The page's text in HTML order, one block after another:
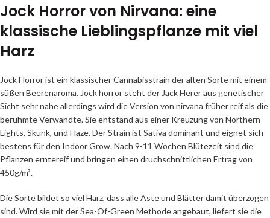
Jock Horror von Nirvana: eine
klassische Lieblingspflanze mit viel
Harz
Jock Horror ist ein klassischer Cannabisstrain der alten Sorte mit einem
süßen Beerenaroma. Jock horror steht der Jack Herer aus genetischer
Sicht sehr nahe allerdings wird die Version von nirvana früher reif als die
berühmte Verwandte. Sie entstand aus einer Kreuzung von Northern
Lights, Skunk, und Haze. Der Strain ist Sativa dominant und eignet sich
bestens für den Indoor Grow. Nach 9-11 Wochen Blütezeit sind die
Pflanzen erntereif und bringen einen druchschnittlichen Ertrag von
450g/m².
Die Sorte bildet so viel Harz, dass alle Äste und Blätter damit überzogen
sind. Wird sie mit der Sea-Of-Green Methode angebaut, liefert sie die